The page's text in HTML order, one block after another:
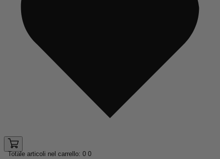
Totale articoli nel carrello: 0 0